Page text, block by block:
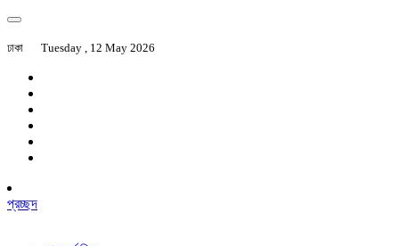
ঢাকা Tuesday , 12 May 2026
প্রচ্ছদ